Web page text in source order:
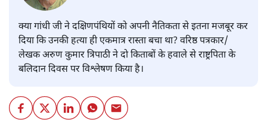
क्या गांधी जी ने दक्षिणपंथियों को अपनी नैतिकता से इतना मजबूर कर
दिया कि उनकी हत्या ही एकमात्र रास्ता बचा था? वरिष्ठ पत्रकार/
लेखक अरुण कुमार त्रिपाठी ने दो किताबों के हवाले से राष्ट्रपिता के
बलिदान दिवस पर विश्लेषण किया है।